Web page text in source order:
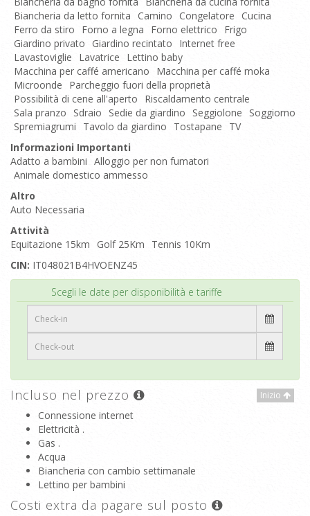
Biancheria da letto fornita
Camino Congelatore Cucina
Ferro da stiro
Forno a legna Forno elettrico
Frigo
Giardino privato Giardino recintato
Internet free
Lavastoviglie
Lavatrice
Lettino baby
Macchina per caffé americano
Macchina per caffé moka
Microonde
Parcheggio fuori della proprietà
Possibilità di cene all'aperto
Riscaldamento centrale
Sala pranzo
Sdraio Sedie da giardino Seggiolone
Soggiorno
Spremiagrumi
Tavolo da giardino Tostapane
TV
Informazioni Importanti
Adatto a bambini Alloggio per non fumatori
Animale domestico ammesso
Altro
Auto Necessaria
Attività
Equitazione 15km
Golf 25Km
Tennis 10Km
CIN: IT048021B4HVOENZ45
Scegli le date per disponibilità e tariffe
Inizio
Incluso nel prezzo
Connessione internet
Elettricità .
Gas .
Acqua
Biancheria con cambio settimanale
Lettino per bambini
Costi extra da pagare sul posto